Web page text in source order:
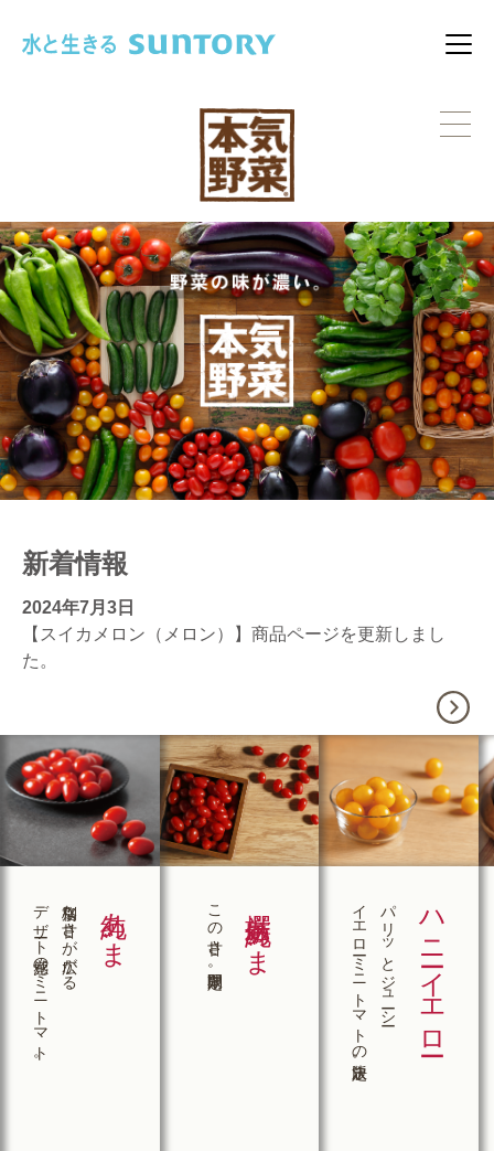
メニ
新着情報
2024年7月3日
【スイカメロン（メロン）】 商品ページを更新しまし
た。
純あま
格別な甘さが広がる
デザート感覚のミニトマト。 厳撰 純あま
この甘さ、期間限定。 ハニーイエロー
パリッとジューシー
イエローミニトマトの決定版。